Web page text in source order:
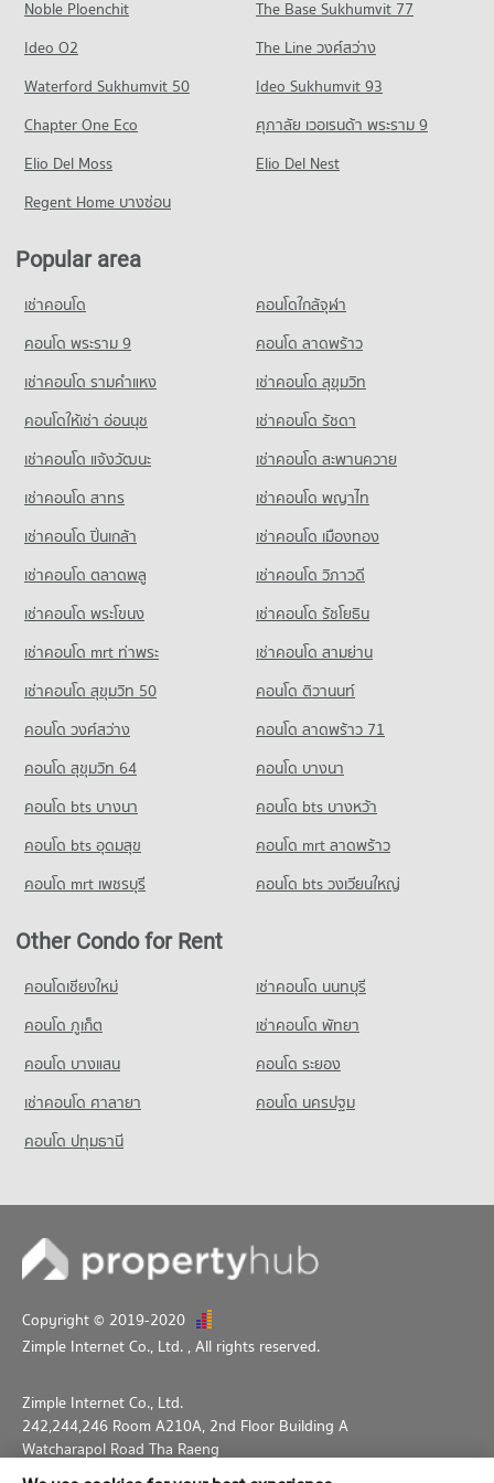
PROJECT_COUNT
Condo for Rent Phranakhon Rajabhat University
2,158 properties for rent
Condo for Sale Phranakhon Rajabhat University
1,082 properties for sale
Condo Thai Business Administration Technological
PROJECT_COUNT
Condo for Rent Thai Business Administration Technological
College
Condo for Sale Thai Business Administration Technological
College
Condo Satri Witthaya 2 School
PROJECT_COUNT
Condo for Rent Satri Witthaya 2 School
1,739 properties for rent
1,046 properties for sale
Condo Wat Pra Sri Mahadhat Secondary
Demonstration School
Condo for Rent Wat Pra Sri Mahadhat Secondary
Demonstration School
Condo for Sale Wat Pra Sri Mahadhat Secondary
Demonstration School
1,867 properties for sale
PROJECT_COUNT
Condo for Rent Big C Extra Ram Inthra
1,084 properties for sale
Condo Tesco Lotus Superstore Lak Si
Condo for Rent Tesco Lotus Superstore Lak Si
3,179 properties for rent
1,545 properties for sale
Condo Big C Super Center Don Mueang
PROJECT_COUNT
Condo for Rent Big C Super Center Don Mueang
1,822 properties for rent
Condo for Sale Big C Super Center Don Mueang
878 properties for sale
Condo Foodland Ramintra
Condo for Rent Foodland Ramintra
416 properties for rent
Condo for Sale Foodland Ramintra
303 properties for sale
Condo for Sale near Ramintra Road
667 properties for sale
Condo Lat Pla Khao Road
Condo for Rent near Lat Pla Khao Road
950 properties for rent
Condo for Sale near Lat Pla Khao Road
511 properties for sale
Condo Metropolitan Electricity Authority Bang Khen
Condo for Rent near Metropolitan Electricity Authority Bang
Khen
Condo for Sale near Metropolitan Electricity Authority Bang
Khen
1,402 properties for sale
Condo Metropolitan Waterworks Authority Bang
Khen Office
PROJECT_COUNT
Condo for Rent near Metropolitan Waterworks Authority
Bang Khen Office
2,158 properties for rent
Condo for Sale near Metropolitan Waterworks Authority Bang
Khen Office
1,093 properties for sale
Noble Ploenchit
The Base Sukhumvit 77
Ideo O2
The Line วงศ์สว่าง
Waterford Sukhumvit 50
Ideo Sukhumvit 93
Chapter One Eco
ศุภาลัย เวอเรนด้า พระราม 9
Elio Del Moss
Elio Del Nest
Regent Home บางซ่อน
Popular area
เช่าคอนโด
คอนโดใกล้จุฬา
คอนโด พระราม 9
คอนโด ลาดพร้าว
เช่าคอนโด รามคําแหง
เช่าคอนโด สุขุมวิท
คอนโดให้เช่า อ่อนนุช
เช่าคอนโด รัชดา
เช่าคอนโด แจ้งวัฒนะ
เช่าคอนโด สะพานควาย
เช่าคอนโด สาทร
เช่าคอนโด พญาไท
เช่าคอนโด ปิ่นเกล้า
เช่าคอนโด เมืองทอง
เช่าคอนโด ตลาดพลู
เช่าคอนโด วิภาวดี
เช่าคอนโด พระโขนง
เช่าคอนโด รัชโยธิน
เช่าคอนโด mrt ท่าพระ
เช่าคอนโด สามย่าน
เช่าคอนโด สุขุมวิท 50
คอนโด ติวานนท์
คอนโด วงศ์สว่าง
คอนโด ลาดพร้าว 71
คอนโด สุขุมวิท 64
คอนโด บางนา
คอนโด bts บางนา
คอนโด bts บางหว้า
คอนโด bts อุดมสุข
คอนโด mrt ลาดพร้าว
คอนโด mrt เพชรบุรี
คอนโด bts วงเวียนใหญ่
Other Condo for Rent
คอนโดเชียงใหม่
เช่าคอนโด นนทบุรี
คอนโด ภูเก็ต
เช่าคอนโด พัทยา
คอนโด บางแสน
คอนโด ระยอง
เช่าคอนโด ศาลายา
คอนโด นครปฐม
คอนโด ปทุมธานี
Copyright © 2019-2020
Zimple Internet Co., Ltd. , All rights reserved.
Zimple Internet Co., Ltd.
242,244,246 Room A210A, 2nd Floor Building A
Watcharapol Road Tha Raeng
Bang Khen Bangkok 10230